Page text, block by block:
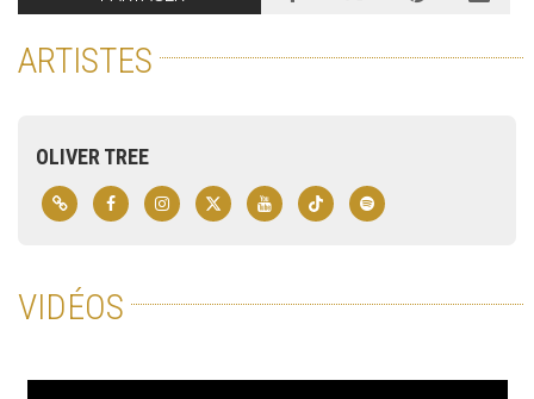
ARTISTES
OLIVER TREE
VIDÉOS